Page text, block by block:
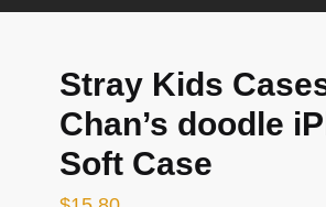
Stray Kids
Chan’s doodle
Soft Case